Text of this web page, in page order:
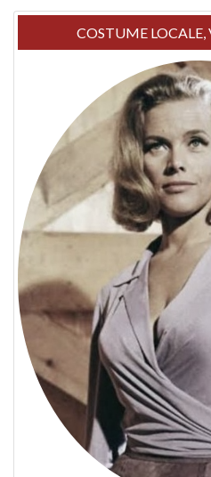
COSTUME LOCALE,